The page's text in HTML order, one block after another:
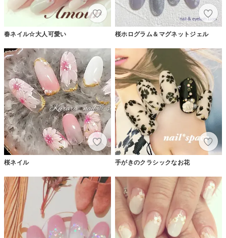
春ネイル☆大人可愛い 桜ホログラム＆マグネットジェル
桜ネイル 手がきのクラシックなお花